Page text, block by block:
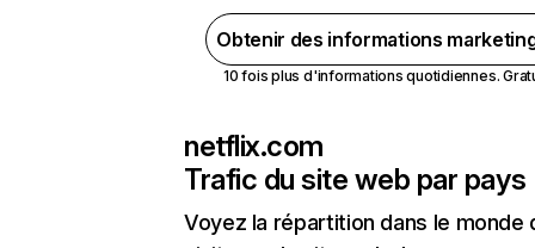
Obtenir des informations
10 fois plus d'informations quotidiennes.
netflix.com
Trafic du site web par pays
Voyez la répartition dans le monde